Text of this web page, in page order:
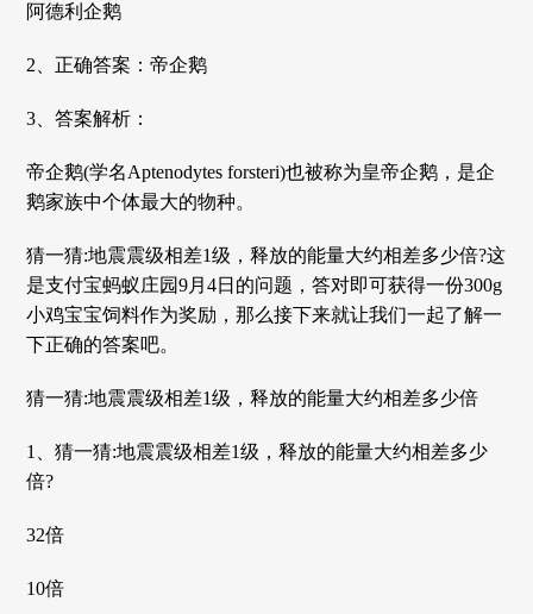
阿德利企鹅
2、正确答案：帝企鹅
3、答案解析：
帝企鹅(学名Aptenodytes forsteri)也被称为皇帝企鹅，是企
鹅家族中个体最大的物种。
猜一猜:地震震级相差1级，释放的能量大约相差多少倍?这
是支付宝蚂蚁庄园9月4日的问题，答对即可获得一份300g
小鸡宝宝饲料作为奖励，那么接下来就让我们一起了解一
下正确的答案吧。
猜一猜:地震震级相差1级，释放的能量大约相差多少倍
1、猜一猜:地震震级相差1级，释放的能量大约相差多少
倍?
32倍
10倍